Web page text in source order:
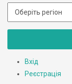
Вхід
Реєстрація